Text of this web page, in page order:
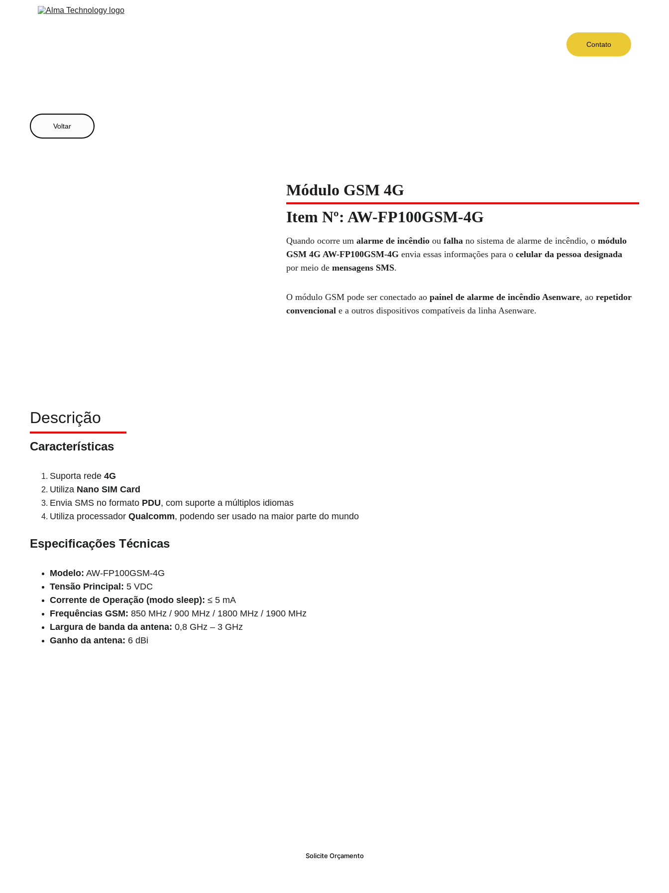
Contato
Módulo GSM 4G
Item Nº: AW-FP100GSM-4G
Quando ocorre um alarme de incêndio ou falha no sistema de alarme de incêndio, o módulo
GSM 4G AW-FP100GSM-4G envia essas informações para o celular da pessoa designada
por meio de mensagens SMS.
O módulo GSM pode ser conectado ao painel de alarme de incêndio Asenware, ao repetidor
convencional e a outros dispositivos compatíveis da linha Asenware.
Descrição
Características
Suporta rede 4G
Utiliza Nano SIM Card
Envia SMS no formato PDU, com suporte a múltiplos idiomas
Utiliza processador Qualcomm, podendo ser usado na maior parte do mundo
Especificações Técnicas
Modelo: AW-FP100GSM-4G
Tensão Principal: 5 VDC
Corrente de Operação (modo sleep): ≤ 5 mA
Frequências GSM: 850 MHz / 900 MHz / 1800 MHz / 1900 MHz
Largura de banda da antena: 0,8 GHz – 3 GHz
Ganho da antena: 6 dBi
Voltar
Solicite Orçamento